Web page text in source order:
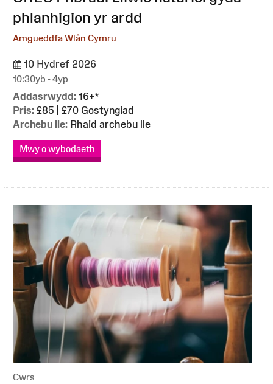
phlanhigion yr ardd
Amgueddfa Wlân Cymru
10 Hydref 2026
10:30yb - 4yp
Addasrwydd: 16+*
Pris: £85 | £70 Gostyngiad
Archebu lle: Rhaid archebu lle
Mwy o wybodaeth
Cwrs